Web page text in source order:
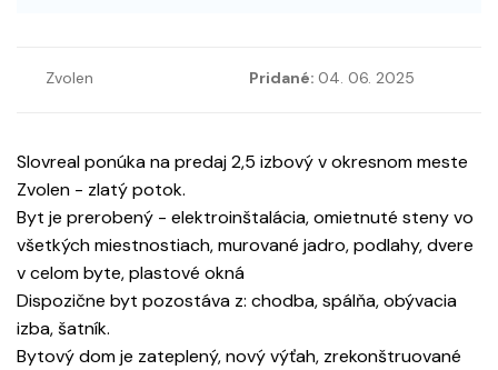
Zvolen Pridané: 04. 06. 2025
Slovreal ponúka na predaj 2,5 izbový v okresnom meste
Zvolen - zlatý potok.
Byt je prerobený - elektroinštalácia, omietnuté steny vo
všetkých miestnostiach, murované jadro, podlahy, dvere
v celom byte, plastové okná
Dispozične byt pozostáva z: chodba, spálňa, obývacia
izba, šatník.
Bytový dom je zateplený, nový výťah, zrekonštruované